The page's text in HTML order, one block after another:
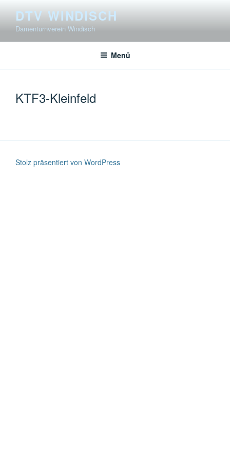
springen
DTV WINDISCH
Damenturnverein Windisch
Menü
KTF3-Kleinfeld
Stolz präsentiert von WordPress